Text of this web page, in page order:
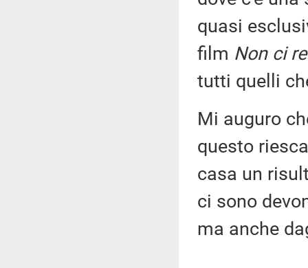
quasi
film Non ci
tutti quelli
Mi auguro
questo
casa un
ci sono
ma anche